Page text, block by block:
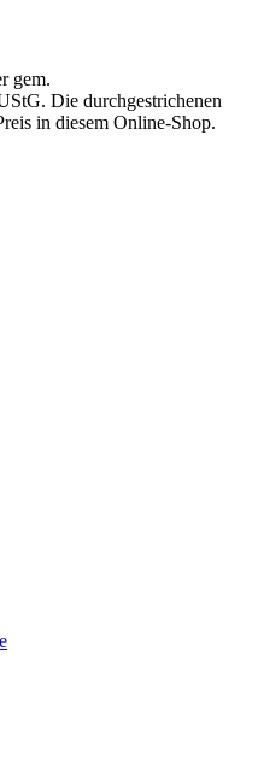
gem.
Die durchgestrichenen
in diesem Online-Shop.